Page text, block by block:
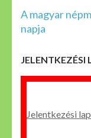
navigáció
A magyar
napja
JELENTKEZÉSI
Jelentkezési